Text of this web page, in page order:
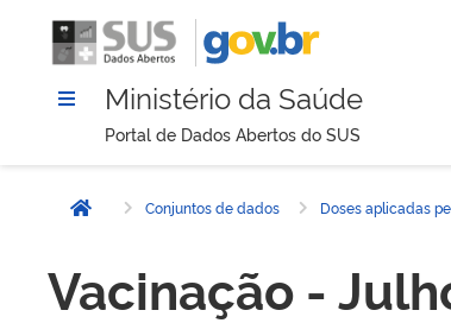
Ministério da Saúde
Portal de Dados Abertos do SUS
Página inicialConjuntos de dados
Vacinação -